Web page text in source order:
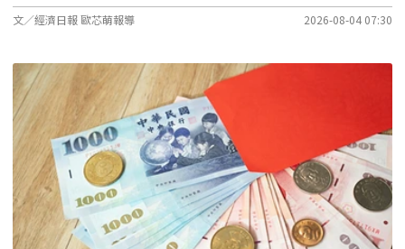
文／經濟日報 歐芯萌報導 2026-08-04 07:30